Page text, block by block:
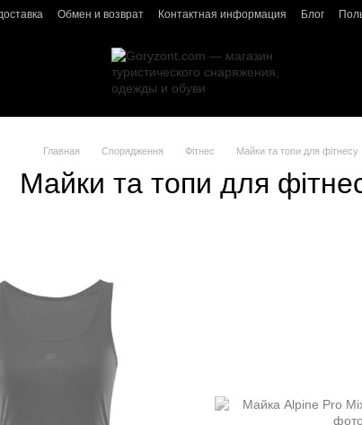
Обмен и возврат Контактная информация Блог
Главная Спорядження Фітнес Майки та топи для фітнесу
Майки та топи для